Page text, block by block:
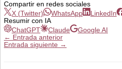
Compartir en redes sociales
X (Twitter)
WhatsApp LinkedIn
Resumir con IA
ChatGPT
Claude
Google AI
← Entrada anterior
Entrada siguiente →